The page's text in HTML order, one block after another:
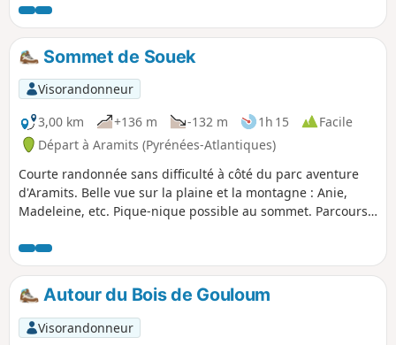
des Alpes, de très beaux spécimens de hêtres et une
grande variété de fougères. En plus de ces curiosités
naturalistes, des panneaux d'informations sur la mythologie
basque jalonnent le parcours. Enfin, l'arrivée aux sources de
la Bidouze et sa résurgence dans un porche qui creuse la
falaise ravira petits et grands.
Sommet de Souek
Visorandonneur
3,00 km
+136 m -132 m 1h 15
Facile
Départ à Aramits (Pyrénées-Atlantiques)
Courte randonnée sans difficulté à côté du parc aventure
d'Aramits. Belle vue sur la plaine et la montagne : Anie,
Madeleine, etc. Pique-nique possible au sommet. Parcours
sommet.
Autour du Bois de Gouloum
Visorandonneur